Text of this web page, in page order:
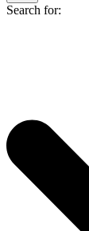
Search for: